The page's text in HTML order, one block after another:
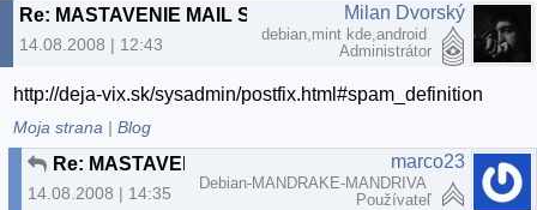
14.08.2008 | 12:43
Milan Dvorský
debian,mint kde,android
Administrátor
http://deja-vix.sk/sysadmin/postfix.html#spam_definition
Moja strana |Blog
14.08.2008 | 14:35
marco23
Debian-MANDRAKE-MANDRIVA
Používateľ